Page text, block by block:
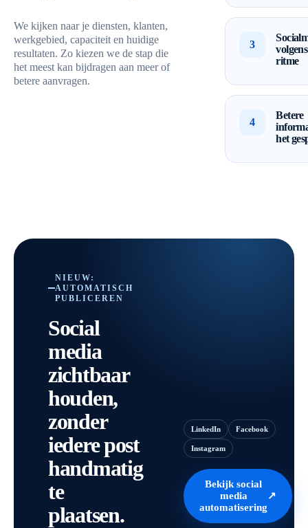
We kijken naar je diensten, klanten,
werkgebied, capaciteit en huidige
resultaten. Zo kiezen we de stap die
het meest kan bijdragen aan meer of
betere aanvragen.
3
ritme
4
Betere
het
NIEUW:
AUTOMATISCH
PUBLICEREN
Social
media
zichtbaar
houden,
zonder
iedere post
handmatig
te
plaatsen.
LinkedIn Facebook
Instagram
Bekijk social
media
automatisering
↗